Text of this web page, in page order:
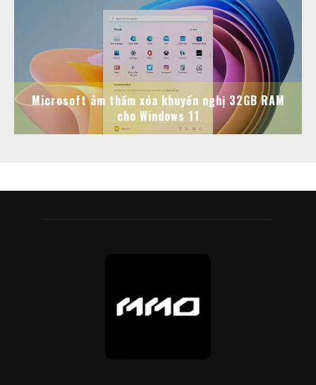
Microsoft âm thầm xóa khuyến nghị 32GB RAM
cho Windows 11